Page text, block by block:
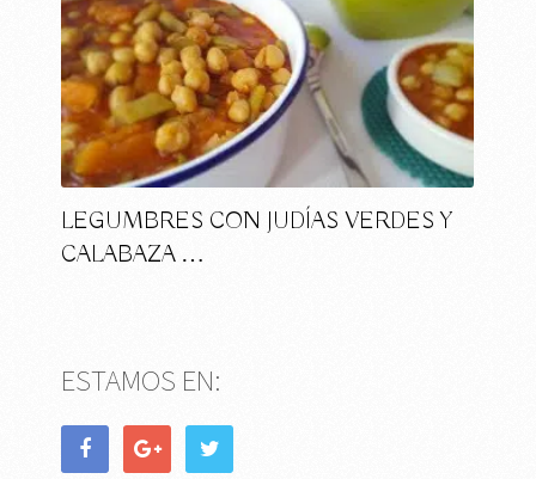
LEGUMBRES CON JUDÍAS VERDES Y
CALABAZA …
ESTAMOS EN: